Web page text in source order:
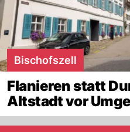
Bischofszell
Flanieren statt
Altstadt vor